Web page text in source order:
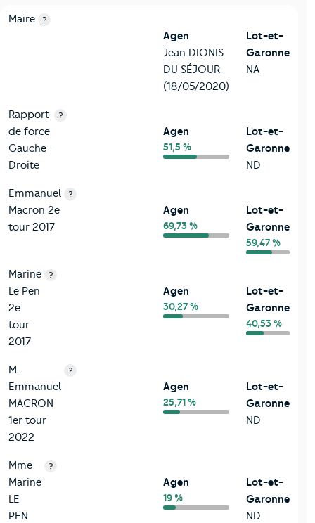
6-Politique
Critères
Maire ?
Agen
Jean DIONIS
DU SÉJOUR
(18/05/2020)
Lot-et-
Garonne
NA
Rapport
de force
Gauche-
Droite
?
Agen
51,5 %
Lot-et-
Garonne
ND
Emmanuel
Macron 2e
tour 2017
?
Agen
69,73 %
Lot-et-
Garonne
59,47 %
Marine
Le Pen
2e
tour
2017
?
Agen
30,27 %
Lot-et-
Garonne
40,53 %
M.
Emmanuel
MACRON
1er tour
2022
?
Agen
25,71 %
Lot-et-
Garonne
ND
Mme
Marine
LE
PEN
?
Agen
19 %
Lot-et-
Garonne
ND